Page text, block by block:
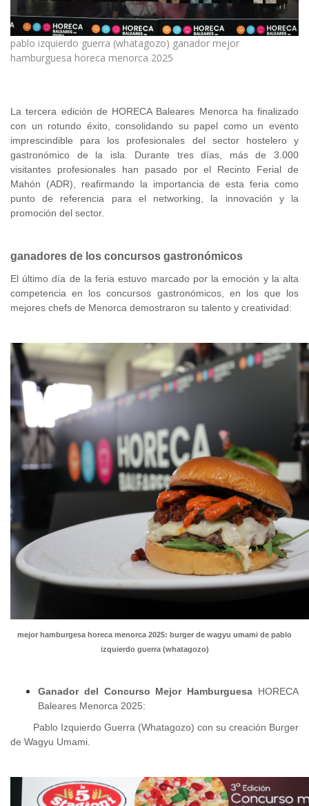
pablo izquierdo guerra (whatagozo) ganador mejor
hamburguesa horeca menorca 2025
La tercera edición de HORECA Baleares Menorca ha finalizado
con un rotundo éxito, consolidando su papel como un evento
imprescindible para los profesionales del sector hostelero y
gastronómico de la isla. Durante tres días, más de 3.000
visitantes profesionales han pasado por el Recinto Ferial de
Mahón (ADR), reafirmando la importancia de esta feria como
punto de referencia para el networking, la innovación y la
promoción del sector.
ganadores de los concursos gastronómicos
El último día de la feria estuvo marcado por la emoción y la alta
competencia en los concursos gastronómicos, en los que los
mejores chefs de Menorca demostraron su talento y creatividad:
mejor hamburgesa horeca menorca 2025: burger de wagyu umami de pablo
izquierdo guerra (whatagozo)
Ganador del Concurso Mejor Hamburguesa HORECA
Baleares Menorca 2025:
Pablo Izquierdo Guerra (Whatagozo) con su creación Burger
de Wagyu Umami.